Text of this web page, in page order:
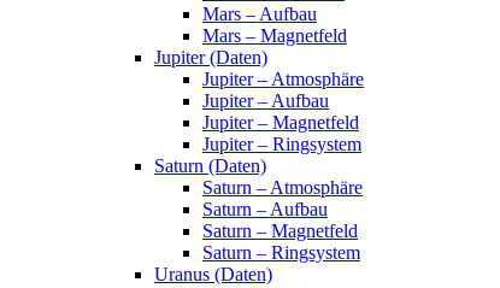
Mars – Aufbau
Mars – Magnetfeld
Jupiter (Daten)
Jupiter – Atmosphäre
Jupiter – Aufbau
Jupiter – Magnetfeld
Jupiter – Ringsystem
Saturn (Daten)
Saturn – Atmosphäre
Saturn – Aufbau
Saturn – Magnetfeld
Saturn – Ringsystem
Uranus (Daten)